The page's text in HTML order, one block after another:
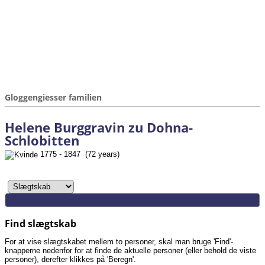
Gloggengiesser familien
Helene Burggravin zu Dohna-
Schlobitten
1775 - 1847 (72 years)
Find slægtskab
For at vise slægtskabet mellem to personer, skal man bruge 'Find'-
knapperne nedenfor for at finde de aktuelle personer (eller behold de viste
personer), derefter klikkes på 'Beregn'.